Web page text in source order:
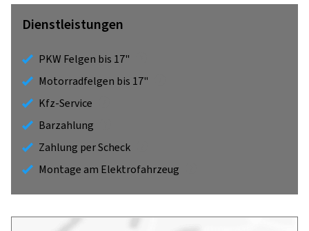
Dienstleistungen
PKW Felgen bis 17"
Motorradfelgen bis 17"
Kfz-Service
Barzahlung
Zahlung per Scheck
Montage am Elektrofahrzeug